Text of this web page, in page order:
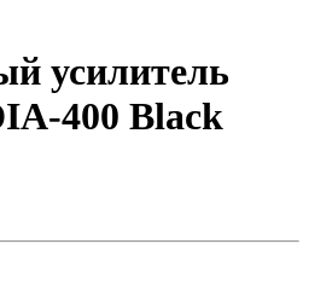
усилитель
400 Black